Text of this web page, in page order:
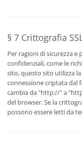
§ 7 Crittografia
Per ragioni di sicurezza
confidenziali, come le
sito, questo sito utilizza
connessione criptata dal
cambia da "http://" a
del browser. Se la
possono essere letti da